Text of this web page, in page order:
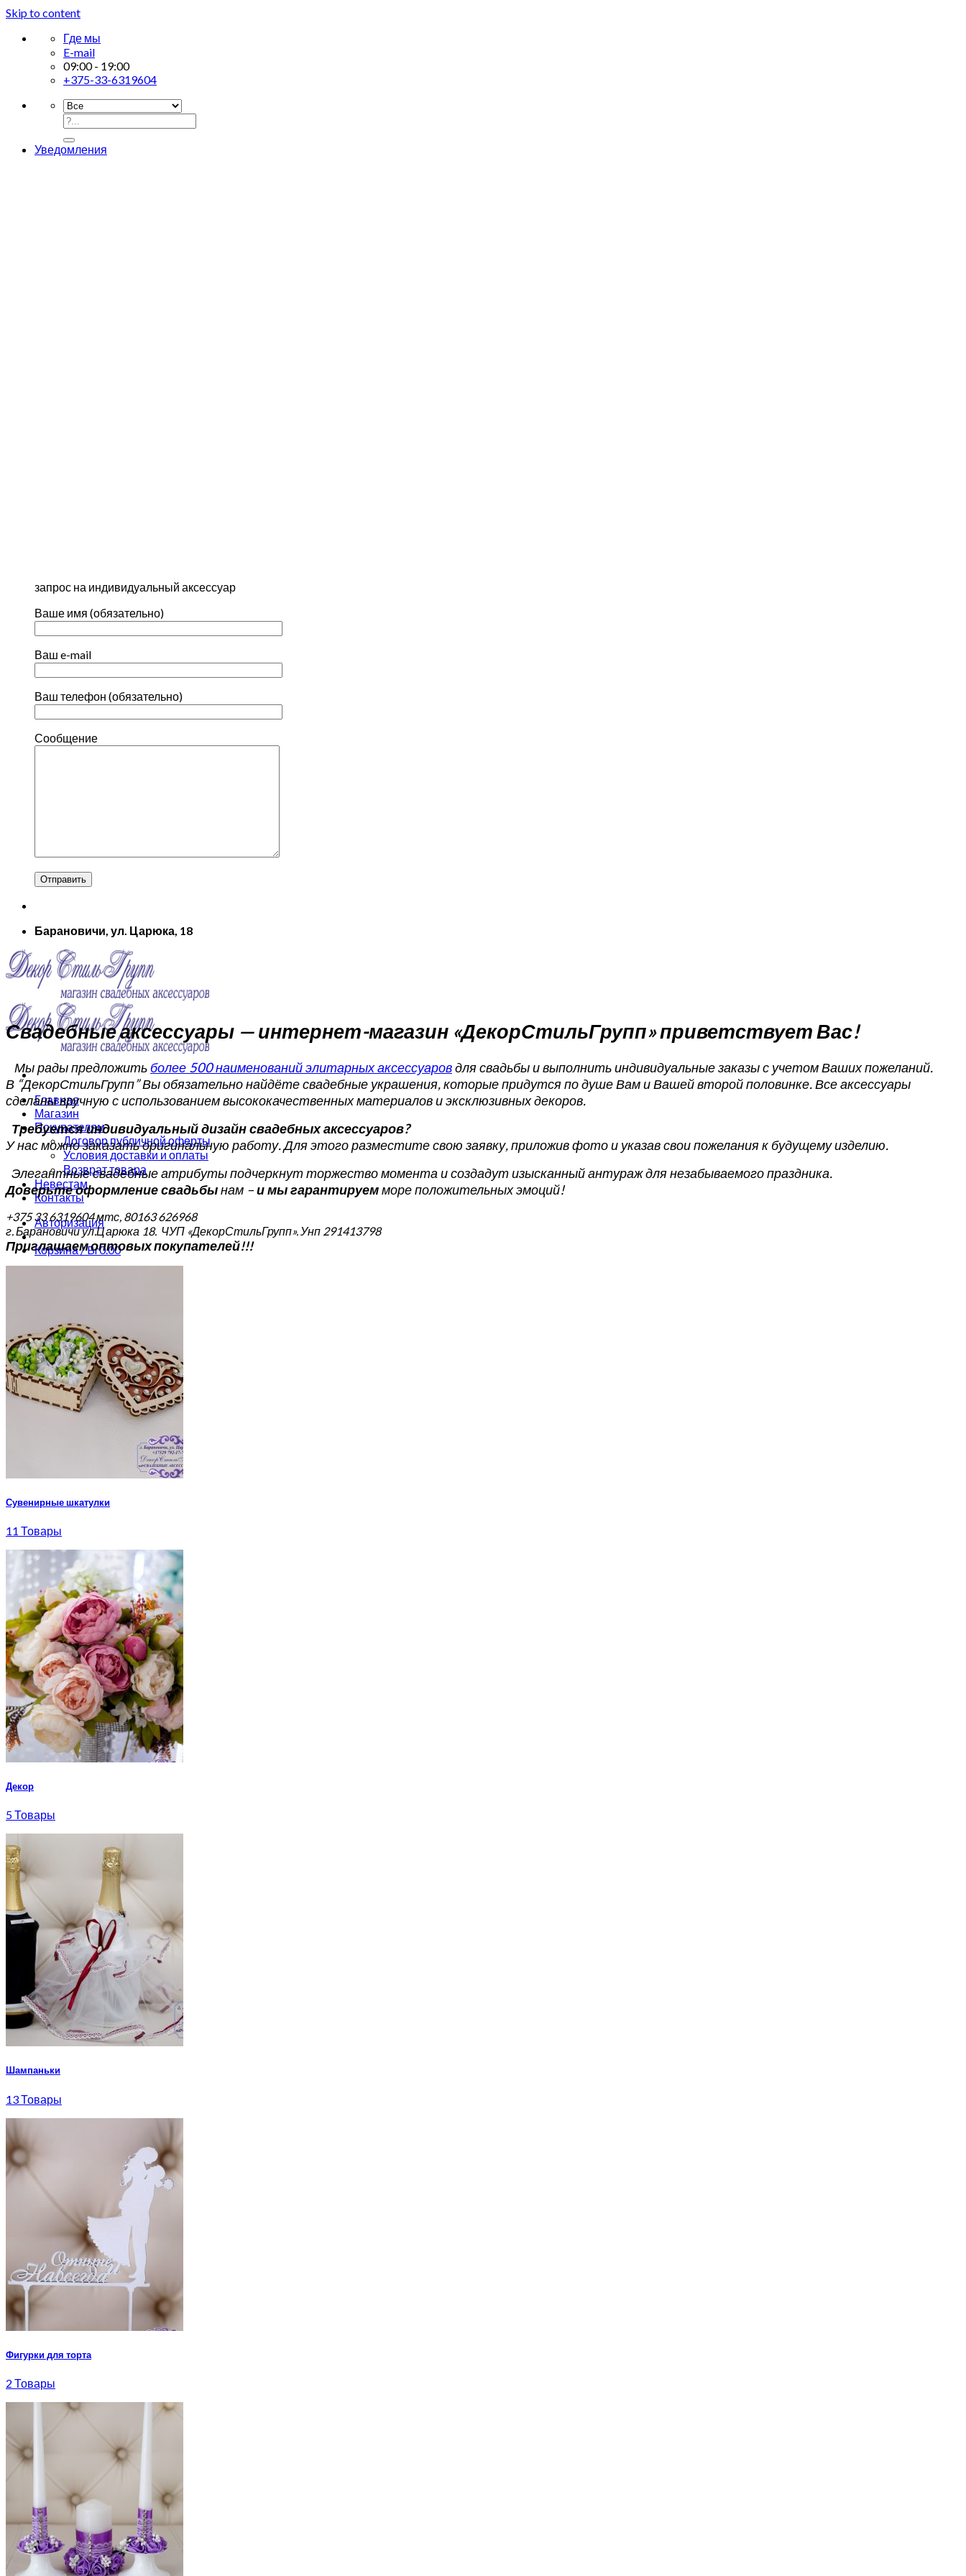
Skip to content
Где мы
E-mail
09:00 - 19:00
+375-33-6319604
Уведомления
запрос на индивидуальный аксессуар
Ваше имя (обязательно)
Ваш e-mail
Ваш телефон (обязательно)
Сообщение
Барановичи, ул. Царюка, 18
Главная
Магазин
Покупателям
Договор публичной оферты
Условия доставки и оплаты
Возврат товара
Невестам
Контакты
Авторизация
Корзина /Br0.00
Корзина пуста.
Свадебные аксессуары — интернет-магазин «ДекорСтильГрупп» приветствует Вас!
Мы рады предложить более 500 наименований элитарных аксессуаровдля свадьбы и выполнить индивидуальные заказы с учетом Ваших пожеланий.
В “ДекорСтильГрупп” Вы обязательно найдёте свадебные украшения, которые придутся по душе Вам и Вашей второй половинке. Все аксессуары
сделаны вручную с использованием высококачественных материалов и эксклюзивных декоров.
Требуется индивидуальный дизайн свадебных аксессуаров?
У нас можно заказать оригинальную работу. Для этого разместите свою заявку, приложив фото и указав свои пожелания к будущему изделию.
Элегантные свадебные атрибуты подчеркнут торжество момента и создадут изысканный антураж для незабываемого праздника.
Доверьте оформление свадьбынам –и мы гарантируемморе положительных эмоций!
‎+375 33 6319604 мтс, ‎80163 626968
г. Барановичи ул.Царюка 18. ЧУП «ДекорСтильГрупп». Унп 291413798
Приглашаем оптовых покупателей!!!
Сувенирные шкатулки
11 Товары
Декор
5 Товары
Шампаньки
13 Товары
Фигурки для торта
2 Товары